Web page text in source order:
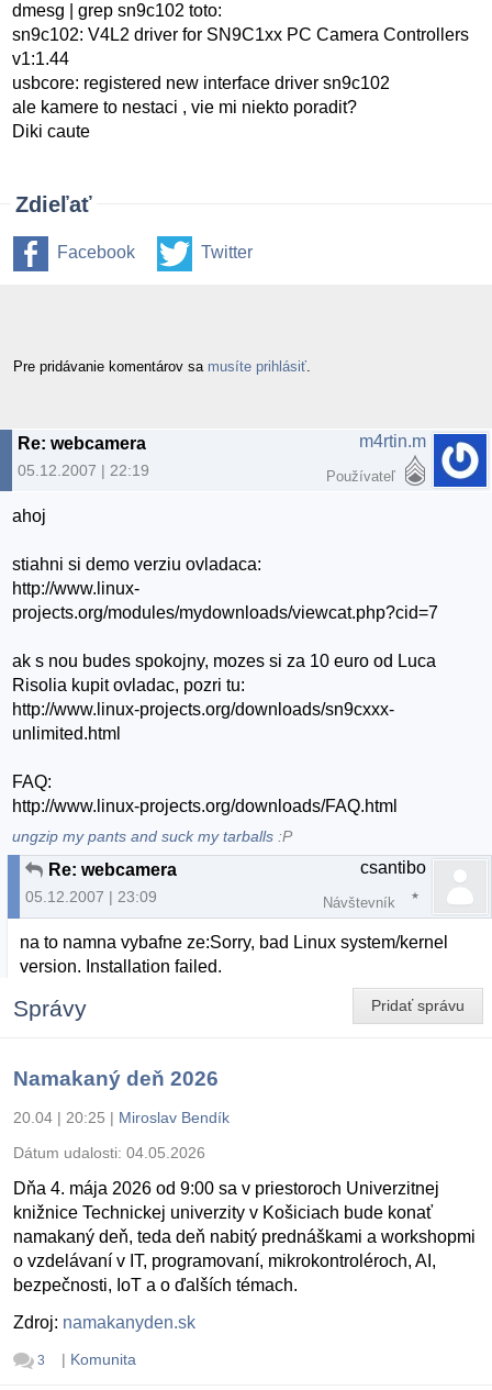
dmesg | grep sn9c102 toto:
sn9c102: V4L2 driver for SN9C1xx PC Camera Controllers
v1:1.44
usbcore: registered new interface driver sn9c102
ale kamere to nestaci , vie mi niekto poradit?
Diki caute
Zdieľať
Facebook Twitter
Pre pridávanie komentárov sa musíte prihlásiť
Re: webcamera
05.12.2007 | 22:19
m4rtin.m
Používateľ
ahoj
stiahni si demo verziu ovladaca:
http://www.linux-
projects.org/modules/mydownloads/viewcat.php?cid=7
ak s nou budes spokojny, mozes si za 10 euro od Luca
Risolia kupit ovladac, pozri tu:
http://www.linux-projects.org/downloads/sn9cxxx-
unlimited.html
FAQ:
http://www.linux-projects.org/downloads/FAQ.html
ungzip my pants and suck my tarballs :P
Re: webcamera
05.12.2007 | 23:09
csantibo
Návštevník
na to namna vybafne ze:Sorry, bad Linux system/kernel
version. Installation failed.
Pridať správu
Správy
Namakaný deň 2026
20.04 | 20:25 | Miroslav Bendík
Dátum udalosti: 04.05.2026
Dňa 4. mája 2026 od 9:00 sa v priestoroch Univerzitnej
knižnice Technickej univerzity v Košiciach bude konať
namakaný deň, teda deň nabitý prednáškami a workshopmi
o vzdelávaní v IT, programovaní, mikrokontroléroch, AI,
bezpečnosti, IoT a o ďalších témach.
Zdroj: namakanyden.sk
3 | Komunita